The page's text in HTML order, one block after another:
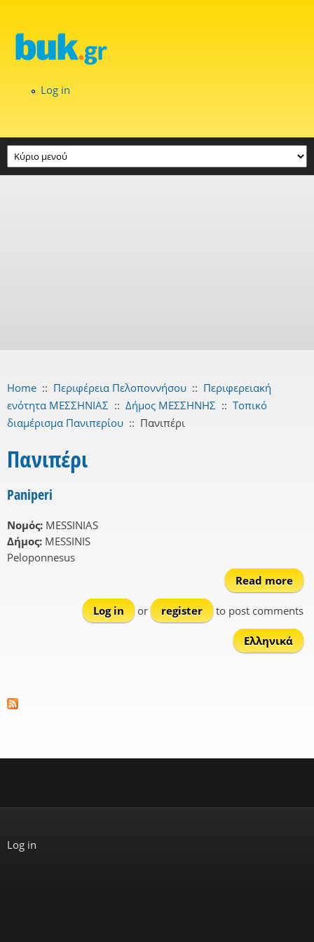
Log in
Home :: Περιφέρεια Πελοποννήσου :: Περιφερειακή
ενότητα ΜΕΣΣΗΝΙΑΣ :: Δήμος ΜΕΣΣΗΝΗΣ :: Τοπικό
διαμέρισμα Πανιπερίου :: Πανιπέρι
Πανιπέρι
Paniperi
Νομός: MESSINIAS
Δήμος: MESSINIS
Peloponnesus
Read more
Log in
or register to post comments
Ελληνικά
Log in